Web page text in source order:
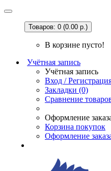
Товаров: 0 (0.00 р.)
В корзине пусто!
Учётная запись
Учётная запись
Вход /
Закладки (0)
Сравнение
Оформление
Корзина покупок
Оформление